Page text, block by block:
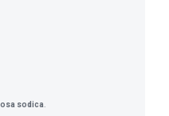
sodica